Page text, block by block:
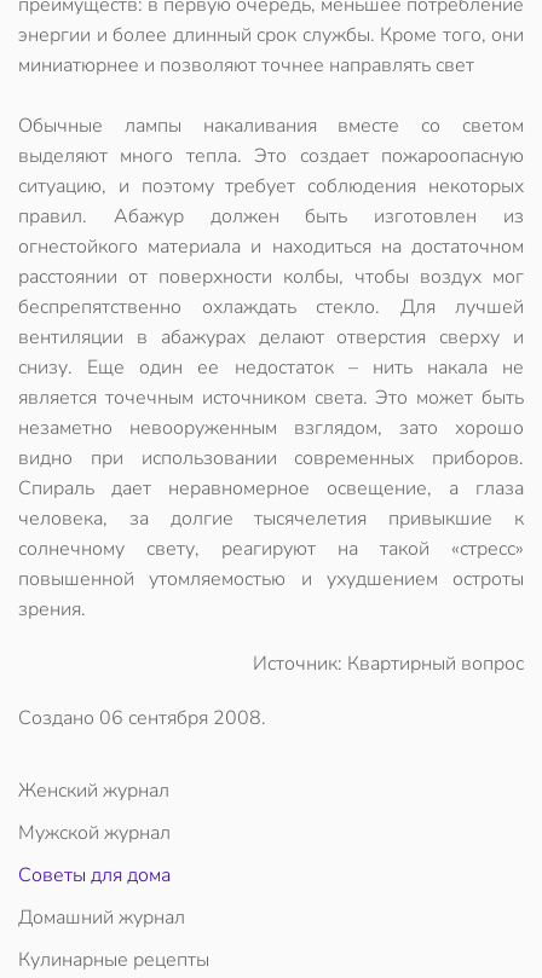
энергии и более длинный срок службы. Кроме того, они
миниатюрнее и позволяют точнее направлять свет
Обычные лампы накаливания вместе со светом
выделяют много тепла. Это создает пожароопасную
ситуацию, и поэтому требует соблюдения некоторых
правил. Абажур должен быть изготовлен из
огнестойкого материала и находиться на достаточном
расстоянии от поверхности колбы, чтобы воздух мог
беспрепятственно охлаждать стекло. Для лучшей
вентиляции в абажурах делают отверстия сверху и
снизу. Еще один ее недостаток – нить накала не
является точечным источником света. Это может быть
незаметно невооруженным взглядом, зато хорошо
видно при использовании современных приборов.
Спираль дает неравномерное освещение, а глаза
человека, за долгие тысячелетия привыкшие к
солнечному свету, реагируют на такой «стресс»
повышенной утомляемостью и ухудшением остроты
зрения.
Источник: Квартирный вопрос
Создано 06 сентября 2008.
Женский журнал
Мужской журнал
Советы для дома
Домашний журнал
Кулинарные рецепты